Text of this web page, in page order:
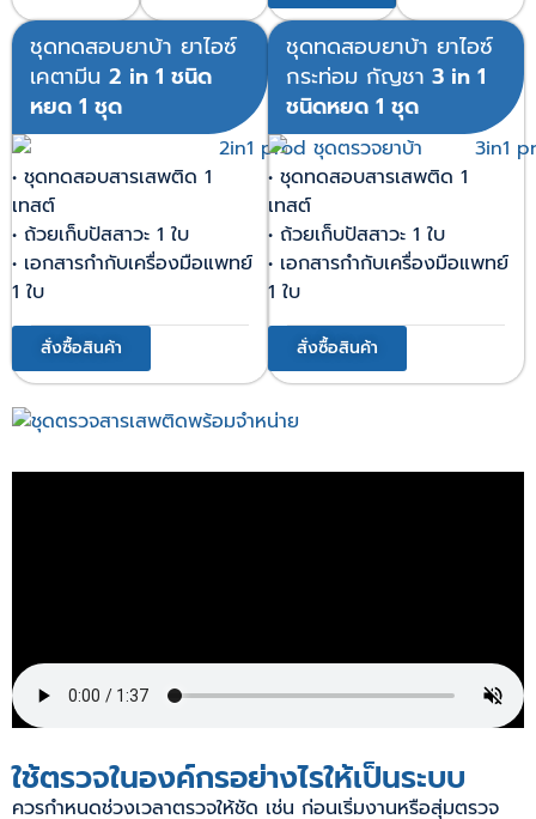
ชุดทดสอบยาบ้า ยาไอซ์
เคตามีน 2 in 1 ชนิด
หยด 1 ชุด
• ชุดทดสอบสารเสพติด 1
เทสต์
• ถ้วยเก็บปัสสาวะ 1 ใบ
• เอกสารกำกับเครื่องมือแพทย์
1 ใบ
สั่งซื้อสินค้า
ชุดทดสอบยาบ้า ยาไอซ์
กระท่อม กัญชา 3 in 1
ชนิดหยด 1 ชุด
• ชุดทดสอบสารเสพติด 1
เทสต์
• ถ้วยเก็บปัสสาวะ 1 ใบ
• เอกสารกำกับเครื่องมือแพทย์
1 ใบ
สั่งซื้อสินค้า
ใช้ตรวจในองค์กรอย่างไรให้เป็นระบบ
ควรกำหนดช่วงเวลาตรวจให้ชัด เช่น ก่อนเริ่มงานหรือสุ่มตรวจ